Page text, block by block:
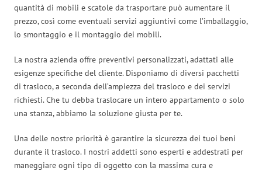
quantità di mobili e scatole da trasportare può aumentare il
prezzo, così come eventuali servizi aggiuntivi come l’imballaggio,
lo smontaggio e il montaggio dei mobili.
La nostra azienda offre preventivi personalizzati, adattati alle
esigenze specifiche del cliente. Disponiamo di diversi pacchetti
di trasloco, a seconda dell’ampiezza del trasloco e dei servizi
richiesti. Che tu debba traslocare un intero appartamento o solo
una stanza, abbiamo la soluzione giusta per te.
Una delle nostre priorità è garantire la sicurezza dei tuoi beni
durante il trasloco. I nostri addetti sono esperti e addestrati per
maneggiare ogni tipo di oggetto con la massima cura e